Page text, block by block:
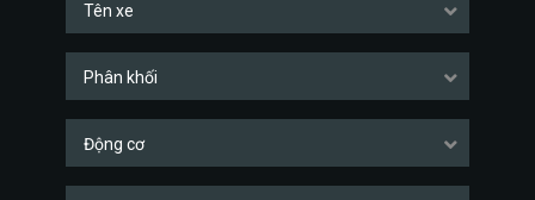
Tên xe
Phân khối
Động cơ